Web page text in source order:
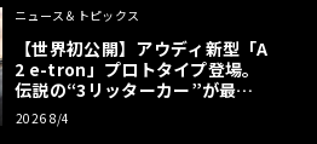
ニュース＆トピックス
【世界初公開】アウディ新型「A
2 e-tron」プロトタイプ登場。
伝説の“3リッターカー”が最高
効率エントリーBEVとして復活
【画像38枚】
2026 8/4